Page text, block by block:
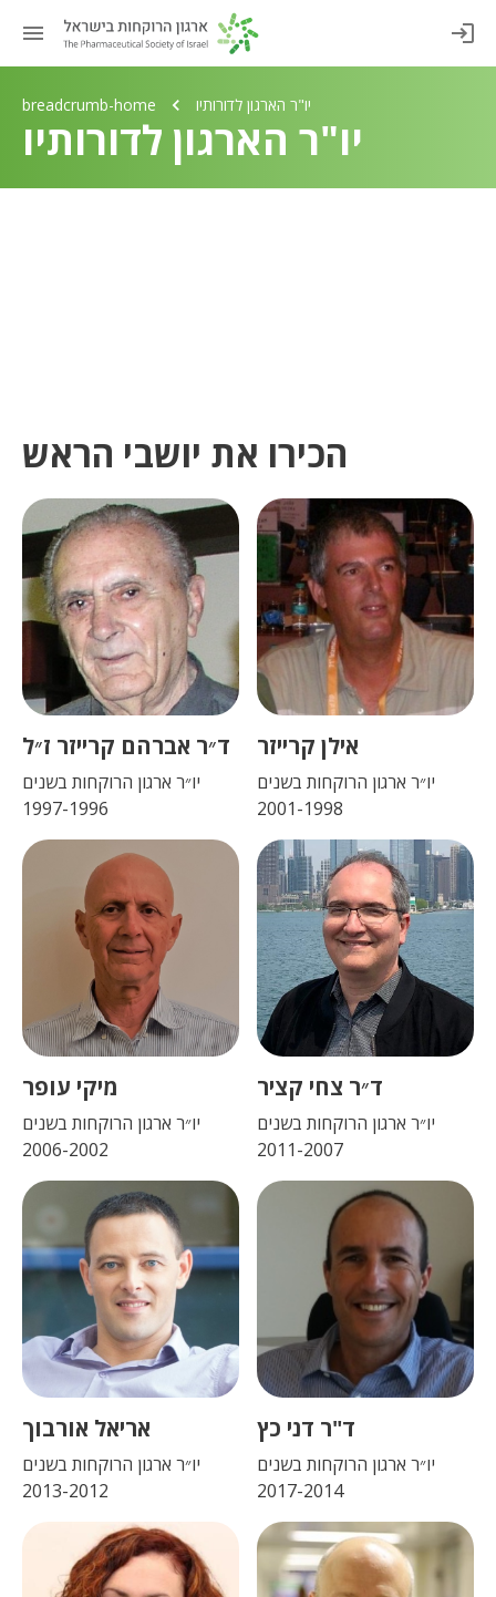
breadcrumb-home יו"ר הארגון לדורותיו
יו"ר הארגון לדורותיו
הכירו את יושבי הראש
ד״ר אברהם קרייזר ז״ל
יו״ר ארגון הרוקחות בשנים
1997-1996
אילן קרייזר
יו״ר ארגון הרוקחות בשנים
2001-1998
מיקי עופר
יו״ר ארגון הרוקחות בשנים
2006-2002
ד״ר צחי קציר
יו״ר ארגון הרוקחות בשנים
2011-2007
אריאל אורבוך
יו״ר ארגון הרוקחות בשנים
2013-2012
ד"ר דני כץ
יו״ר ארגון הרוקחות בשנים
2017-2014